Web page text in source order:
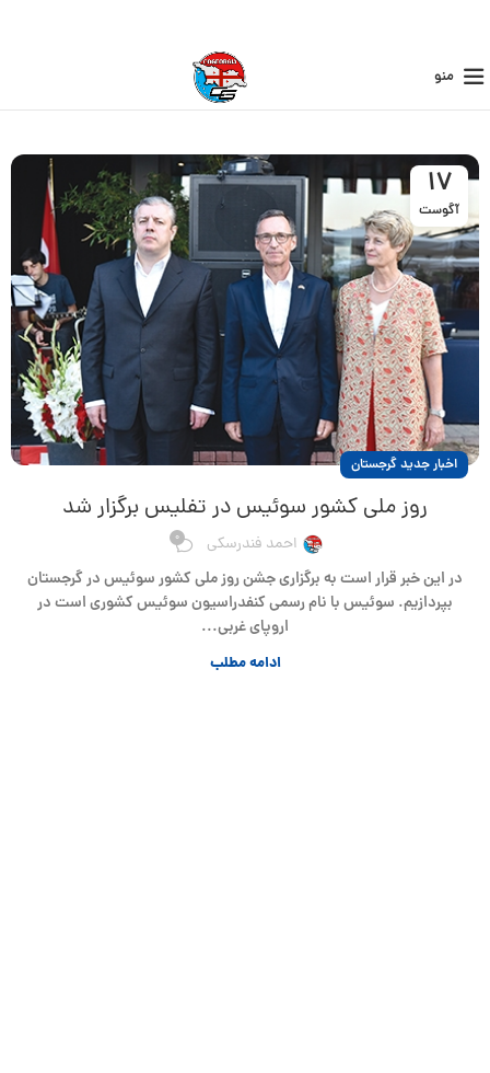
منو
17
آگوست
اخبار جدید گرجستان
روز ملی کشور سوئیس در تفلیس برگزار شد
احمد فندرسکی 0
در این خبر قرار است به برگزاری جشن روز ملی کشور سوئیس در گرجستان
بپردازیم. سوئیس با نام رسمی کنفدراسیون سوئیس کشوری است در
اروپای غربی...
ادامه مطلب